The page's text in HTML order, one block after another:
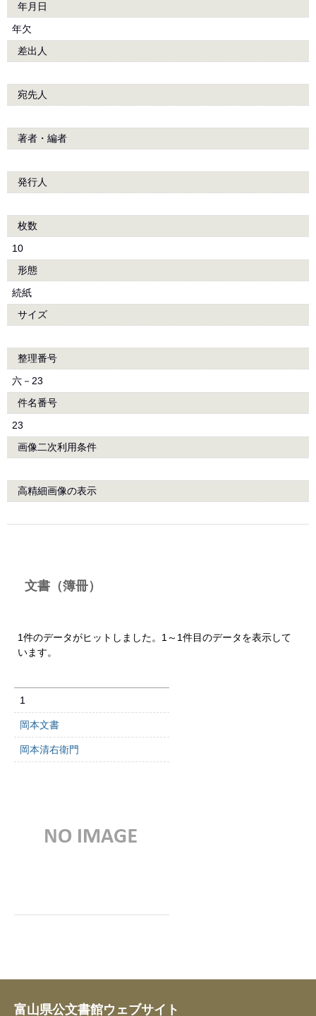
年月日
年欠
差出人
宛先人
著者・編者
発行人
枚数
10
形態
続紙
サイズ
整理番号
六－23
件名番号
23
画像二次利用条件
高精細画像の表示
文書（簿冊）
1件のデータがヒットしました。1～1件目のデータを表示して
います。
1
岡本文書
岡本清右衛門
富山県公文書館ウェブサイト